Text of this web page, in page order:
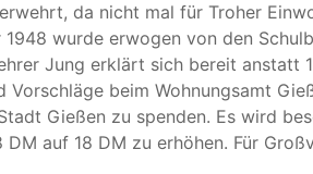
da nicht mal für Troher
wurde erwogen von den
Jung erklärt sich bereit
Vorschläge beim Wohnungsamt
Gießen zu spenden. Es wird
auf 18 DM zu erhöhen. Für